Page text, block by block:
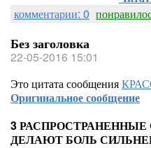
комментарии: 0
Без заголовка
22-05-2016 15:01
Это цитата сообщения
Оригинальное сообщение
3
ДЕЛАЮТ БОЛЬ